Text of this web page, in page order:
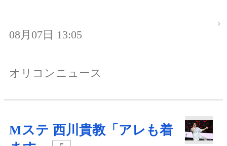
08月07日 13:05
オリコンニュース
Mステ 西川貴教「アレも着